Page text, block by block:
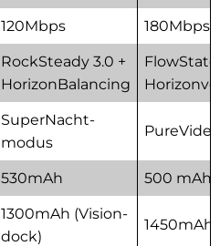
120Mbps 180Mbps
RockSteady 3.0 +
HorizonBalancing
FlowState
SuperNacht-
modus
530mAh 500 mAh
1300mAh (Vision-
dock)
1450mAh